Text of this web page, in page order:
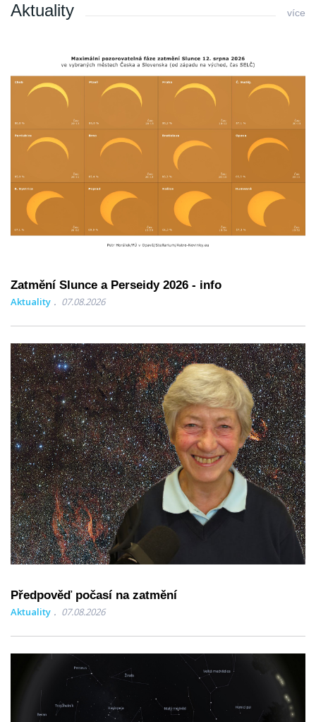
Aktuality více
Zatmění Slunce a Perseidy 2026 - info
Aktuality 07.08.2026
Předpověď počasí na zatmění
Aktuality 07.08.2026